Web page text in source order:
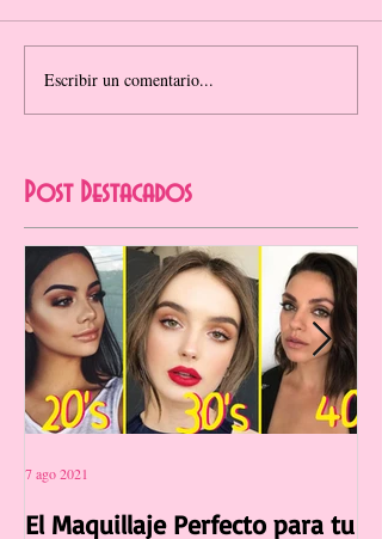
Escribir un comentario...
Post Destacados
El Maquillaje Perfecto para tu
7 ago 2021